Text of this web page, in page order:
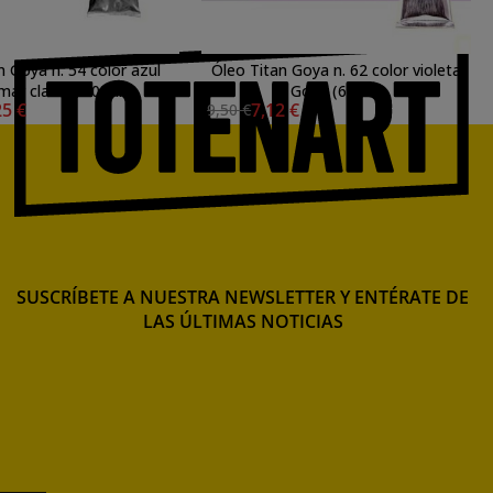
Goya n. 54 color azul
claro, 200 ml.
€
Óleo Titan Goya n. 62 color violeta
Goya (60 ml)
9,50 €7,12 €
SUSCRÍBETE A NUESTRA NEWSLETTER Y ENTÉRATE DE
LAS ÚLTIMAS NOTICIAS